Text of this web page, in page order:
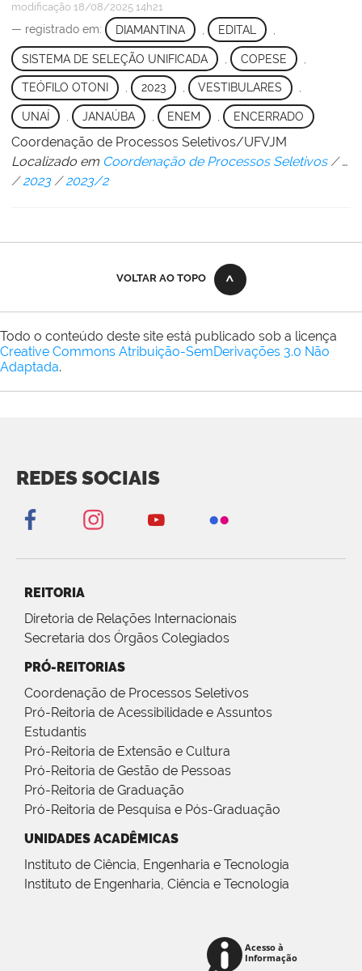
modificação 18/08/2025 14h21
— registrado em: DIAMANTINA EDITAL
SISTEMA DE SELEÇÃO UNIFICADA COPESE
TEÓFILO OTONI , 2023 , VESTIBULARES ,
UNAÍ JANAÚBA ENEM , ENCERRADO
Coordenação de Processos Seletivos/UFVJM
Localizado em Coordenação de Processos Seletivos /…
/2023 /2023/2
VOLTAR AO TOPO
Todo o conteúdo deste site está publicado sob a licença
Creative Commons Atribuição-SemDerivações 3.0 Não
Adaptada.
REDES SOCIAIS
REITORIA
Diretoria de Relações Internacionais
Secretaria dos Órgãos Colegiados
PRÓ-REITORIAS
Coordenação de Processos Seletivos
Pró-Reitoria de Acessibilidade e Assuntos
Estudantis
Pró-Reitoria de Extensão e Cultura
Pró-Reitoria de Gestão de Pessoas
Pró-Reitoria de Graduação
Pró-Reitoria de Pesquisa e Pós-Graduação
UNIDADES ACADÊMICAS
Instituto de Ciência, Engenharia e Tecnologia
Instituto de Engenharia, Ciência e Tecnologia